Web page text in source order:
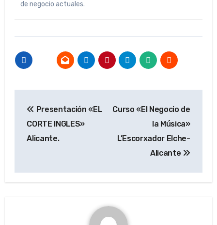
de negocio actuales.
de
entradas
Presentación «EL
CORTE INGLES»
Alicante.
Curso «El Negocio de
la Música»
L’Escorxador Elche-
Alicante